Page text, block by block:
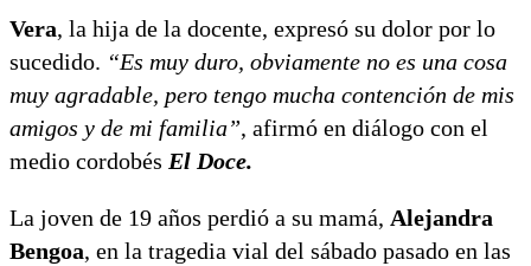
Vera, la hija de la docente, expresó su dolor por lo
sucedido. “Es muy duro, obviamente no es una cosa
muy agradable, pero tengo mucha contención de mis
amigos y de mi familia”, afirmó en diálogo con el
medio cordobés El Doce.
La joven de 19 años perdió a su mamá, Alejandra
Bengoa, en la tragedia vial del sábado pasado en las